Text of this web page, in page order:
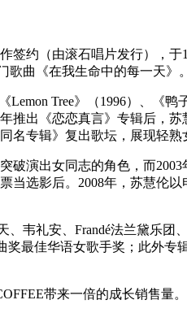
约（由滚石唱片发行），于
曲《在我生命中的每一天》。
Tree》（1996）、《鸭
出《恋恋真言》专辑后，
名专辑》复出歌坛，展现轻熟
演出女同志的角色，而
选影后。2008年，苏慧伦
、韦礼安、Frandé法兰黛乐
最佳华语女歌手奖；此外专
带来一倍的成长销售量